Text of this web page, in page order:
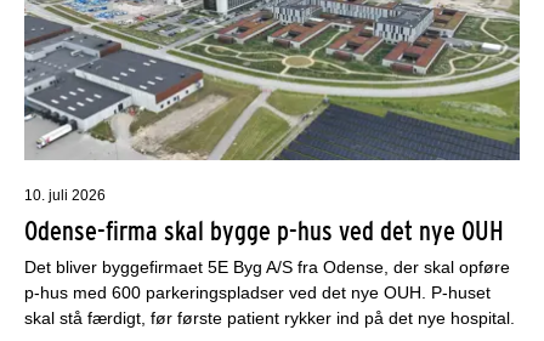
10. juli 2026
Odense-firma skal bygge p-hus ved det nye OUH
Det bliver byggefirmaet 5E Byg A/S fra Odense, der skal opføre
p-hus med 600 parkeringspladser ved det nye OUH. P-huset
skal stå færdigt, før første patient rykker ind på det nye hospital.